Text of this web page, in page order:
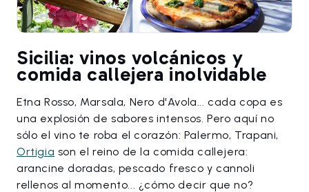
Sicilia: vinos volcánicos y
comida callejera inolvidable
Etna Rosso, Marsala, Nero d'Avola... cada copa es
una explosión de sabores intensos. Pero aquí no
sólo el vino te roba el corazón: Palermo, Trapani,
Ortigia son el reino de la comida callejera:
arancine doradas, pescado fresco y cannoli
rellenos al momento... ¿cómo decir que no?